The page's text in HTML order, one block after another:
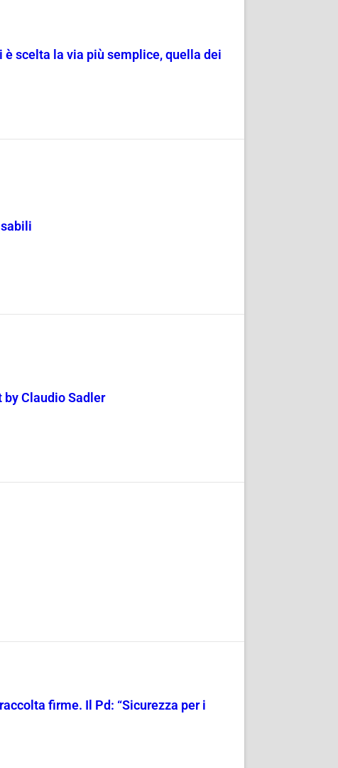
scelta la via più semplice, quella dei
by Claudio Sadler
firme. Il Pd: “Sicurezza per i